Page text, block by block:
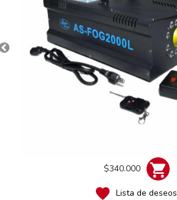
$340.000
Lista de deseos